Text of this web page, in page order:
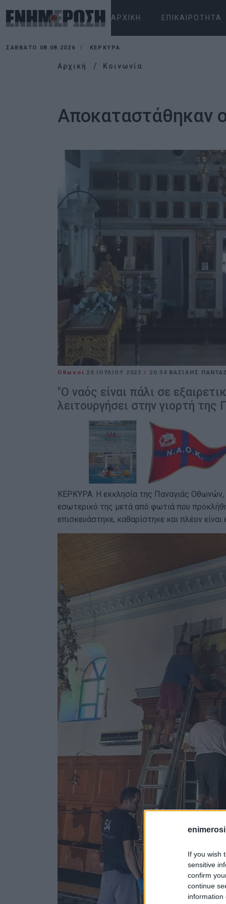
If you wish
sensitive
confirm
continue
information
ΑΡΧΙΚΉ ΕΠΙΚΑΙΡΌΤΗΤΑ
ΣΆΒΒΑΤΟ 08.08.2026 ΚΕΡΚΥΡΑ
Αρχική Κοινωνία
Αποκαταστάθηκαν
Οθωνοί 20 ΙΟΥΛΊΟΥ 2023/ 20:34 ΒΑΣΙΛΗΣ
"O ναός είναι πάλι σε
λειτουργήσει στην γιορτή
ΚΕΡΚΥΡΑ. Η εκκλησία της Παναγιάς Οθωνών,
εσωτερικό της μετά από φωτιά που
επισκευάστηκε, καθαρίστηκε και πλέον είναι